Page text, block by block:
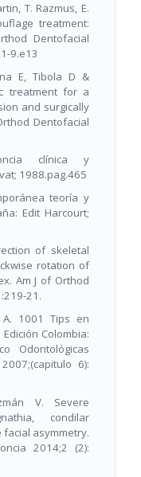
T. Razmus, E.
treatment:
Dentofacial
9.e13
E, Tibola D &
treatment for a
and surgically
Dentofacial
clínica y
1988.pag.465
teoría y
Edit Harcourt;
of skeletal
rotation of
Am J of Orthod
21.
A. 1001 Tips en
Colombia:
Odontológicas
6):
V. Severe
condilar
asymmetry.
2014;2 (2):